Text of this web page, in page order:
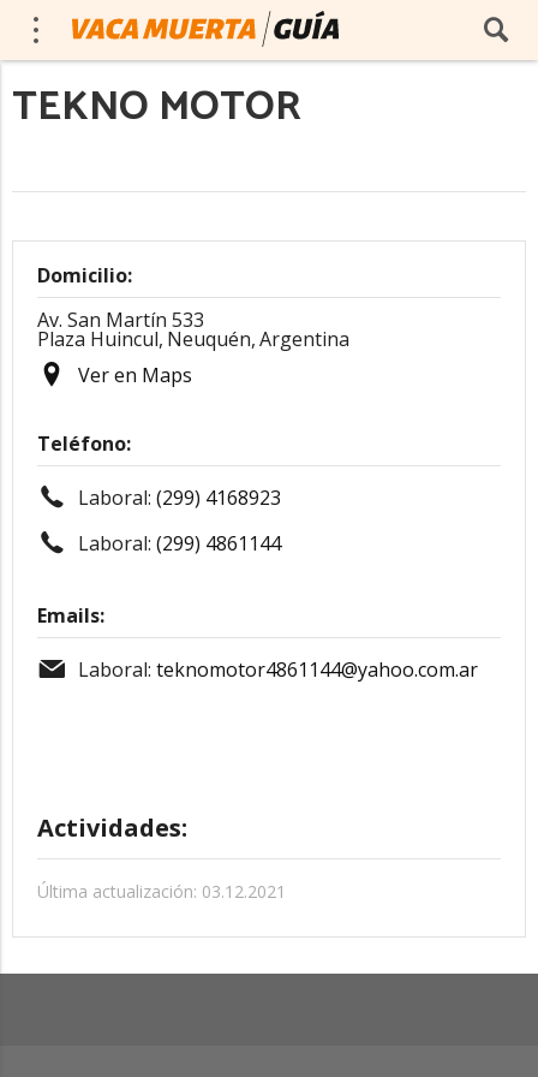
TEKNO MOTOR
Domicilio:
Av. San Martín 533
Plaza Huincul, Neuquén,Argentina
Ver en Maps
Teléfono:
Laboral: (299) 4168923
Laboral: (299) 4861144
Emails:
Laboral: teknomotor4861144@yahoo.com.ar
Actividades:
Última actualización: 03.12.2021